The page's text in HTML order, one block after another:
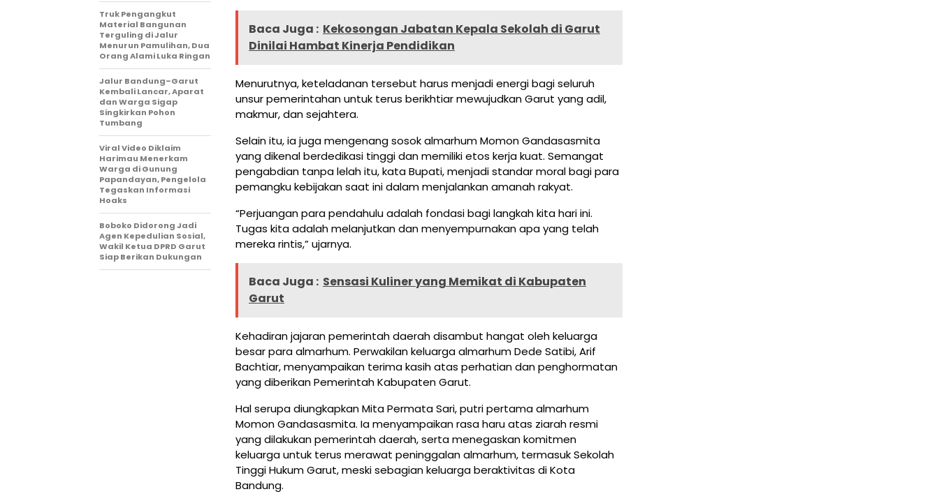
Baca Juga : Kekosongan Jabatan Kepala Sekolah di Garut
Dinilai Hambat Kinerja Pendidikan
Menurutnya, keteladanan tersebut harus menjadi energi bagi seluruh
unsur pemerintahan untuk terus berikhtiar mewujudkan Garut yang adil,
makmur, dan sejahtera.
Selain itu, ia juga mengenang sosok almarhum Momon Gandasasmita
yang dikenal berdedikasi tinggi dan memiliki etos kerja kuat. Semangat
pengabdian tanpa lelah itu, kata Bupati, menjadi standar moral bagi para
pemangku kebijakan saat ini dalam menjalankan amanah rakyat.
“Perjuangan para pendahulu adalah fondasi bagi langkah kita hari ini.
Tugas kita adalah melanjutkan dan menyempurnakan apa yang telah
mereka rintis,” ujarnya.
Baca Juga : Sensasi Kuliner yang Memikat di Kabupaten
Garut
Kehadiran jajaran pemerintah daerah disambut hangat oleh keluarga
besar para almarhum. Perwakilan keluarga almarhum Dede Satibi, Arif
Bachtiar, menyampaikan terima kasih atas perhatian dan penghormatan
yang diberikan Pemerintah Kabupaten Garut.
Hal serupa diungkapkan Mita Permata Sari, putri pertama almarhum
Momon Gandasasmita. Ia menyampaikan rasa haru atas ziarah resmi
yang dilakukan pemerintah daerah, serta menegaskan komitmen
keluarga untuk terus merawat peninggalan almarhum, termasuk Sekolah
Tinggi Hukum Garut, meski sebagian keluarga beraktivitas di Kota
Bandung.
Truk Pengangkut
Material Bangunan
Terguling di Jalur
Menurun Pamulihan, Dua
Orang Alami Luka Ringan
Jalur Bandung–Garut
Kembali Lancar, Aparat
dan Warga Sigap
Singkirkan Pohon
Tumbang
Viral Video Diklaim
Harimau Menerkam
Warga di Gunung
Papandayan, Pengelola
Tegaskan Informasi
Hoaks
Boboko Didorong Jadi
Agen Kepedulian Sosial,
Wakil Ketua DPRD Garut
Siap Berikan Dukungan